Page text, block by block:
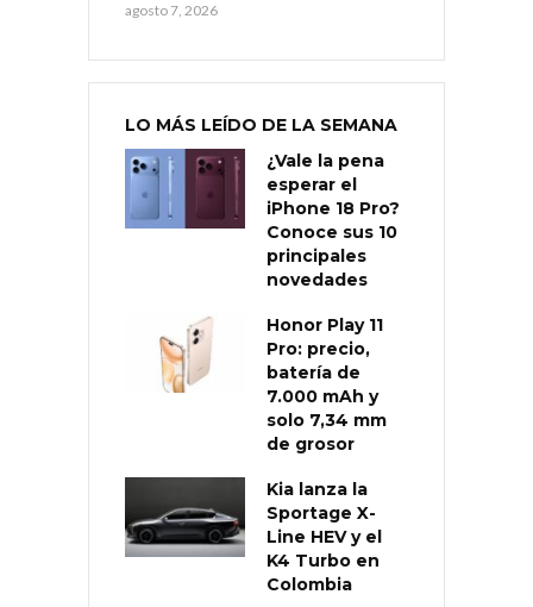
agosto 7, 2026
LO MÁS LEÍDO DE LA SEMANA
¿Vale la pena
esperar el
iPhone 18 Pro?
Conoce sus 10
principales
novedades
Honor Play 11
Pro: precio,
batería de
7.000 mAh y
solo 7,34 mm
de grosor
Kia lanza la
Sportage X-
Line HEV y el
K4 Turbo en
Colombia